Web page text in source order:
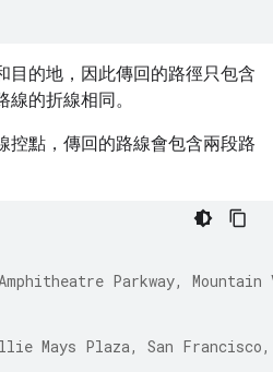
目的地，因此傳回的路徑只包含
的折線相同。
控點，傳回的路線會包含兩段路
Parkway, Mountain
Mays Plaza, San Francisco,